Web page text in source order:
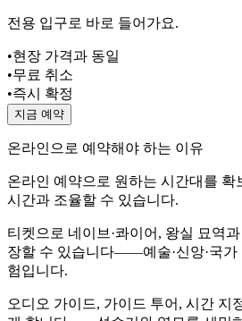
전용 입구로 바로 들어가요.
•현장 가격과 동일
•무료 취소
•즉시 확정
지금 예약
온라인으로 예약해야 하는 이유
온라인 예약으로 원하는 시간대를 확
시간과 조율할 수 있습니다.
티켓으로 네이브·콰이어, 왕실 묘역
장할 수 있습니다——예술·신앙·국가
험입니다.
오디오 가이드, 가이드 투어, 시간 지